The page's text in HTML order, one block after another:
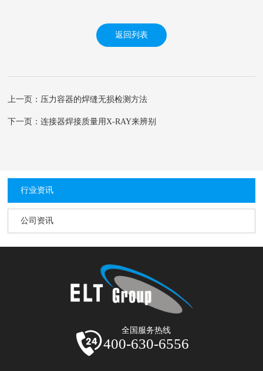
返回列表
上一页：压力容器的焊缝无损检测方法
下一页：连接器焊接质量用X-RAY来辨别
行业资讯
公司资讯
全国服务热线
400-630-6556